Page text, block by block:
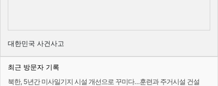
대한민국 사건사고
최근 방문자 기록
북한, 5년간 미사일기지 시설 개선으로 꾸미다…훈련과 주거시설 건설